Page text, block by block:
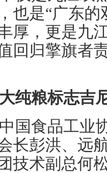
也是“广东
厚，更是九
回归擎旗者
纯粮标志吉
国食品工业
长彭洪、远
技术副总何